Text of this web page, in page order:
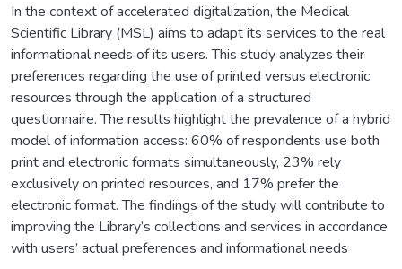
In the context of accelerated digitalization, the Medical
Scientific Library (MSL) aims to adapt its services to the real
informational needs of its users. This study analyzes their
preferences regarding the use of printed versus electronic
resources through the application of a structured
questionnaire. The results highlight the prevalence of a hybrid
model of information access: 60% of respondents use both
print and electronic formats simultaneously, 23% rely
exclusively on printed resources, and 17% prefer the
electronic format. The findings of the study will contribute to
improving the Library’s collections and services in accordance
with users’ actual preferences and informational needs